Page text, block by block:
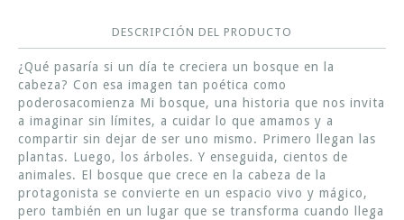
DESCRIPCIÓN DEL PRODUCTO
¿Qué pasaría si un día te creciera un bosque en la
cabeza? Con esa imagen tan poética como
poderosacomienza Mi bosque, una historia que nos invita
a imaginar sin límites, a cuidar lo que amamos y a
compartir sin dejar de ser uno mismo. Primero llegan las
plantas. Luego, los árboles. Y enseguida, cientos de
animales. El bosque que crece en la cabeza de la
protagonista se convierte en un espacio vivo y mágico,
pero también en un lugar que se transforma cuando llega